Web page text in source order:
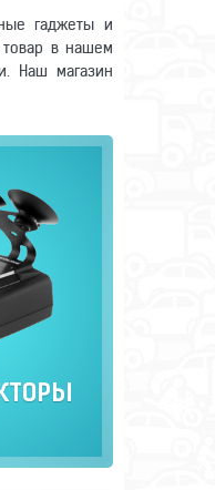
гаджеты и
в нашем
Наш магазин